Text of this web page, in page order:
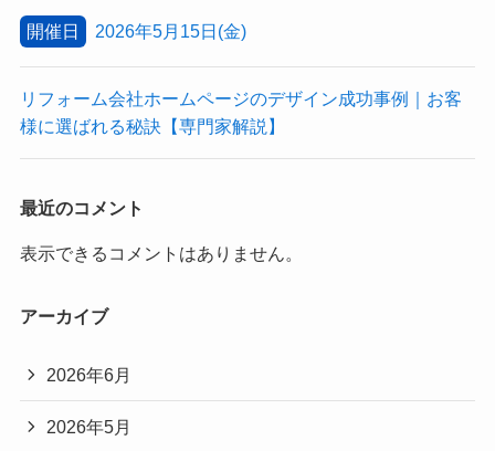
開催日 2026年5月15日(金)
リフォーム会社ホームページのデザイン成功事例｜お客
様に選ばれる秘訣【専門家解説】
最近のコメント
表示できるコメントはありません。
アーカイブ
2026年6月
2026年5月